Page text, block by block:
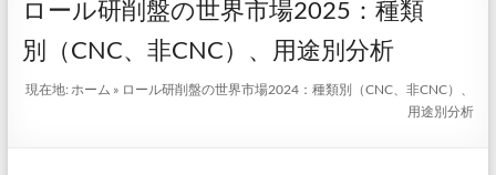
ロール研削盤の世界市場2025：種類
別（CNC、非CNC）、用途別分析
現在地:ホーム » ロール研削盤の世界市場2024：種類別（CNC、非CNC）、
用途別分析